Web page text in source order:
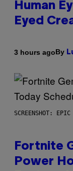
Human
Eyed
3 hours agoBy
SCREENSHOT: EPIC
Fortnite
Power